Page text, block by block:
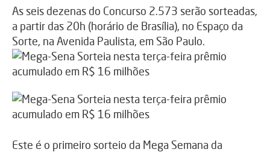
As seis dezenas do Concurso 2.573 serão sorteadas,
a partir das 20h (horário de Brasília), no Espaço da
Sorte, na Avenida Paulista, em São Paulo.
Este é o primeiro sorteio da Mega Semana da